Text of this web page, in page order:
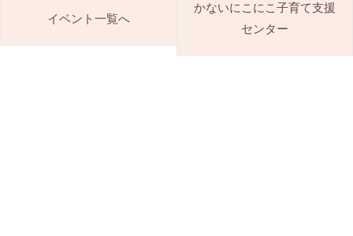
イベント一覧へ
かないにこにこ子育て支援
センター